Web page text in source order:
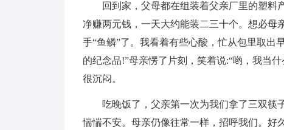
回到家，父母都在组装着父亲厂里的塑料
净赚两元钱，一天大约能装二三十个。想必母
手“鱼鳞”了。我看着有些心酸，忙从包里取出
的纪念品!”母亲愣了片刻，笑着说:“哟，我当
很沉闷。
吃晚饭了，父亲第一次为我们拿了三双筷
惴惴不安。母亲仍像往常一样，招呼我们。好